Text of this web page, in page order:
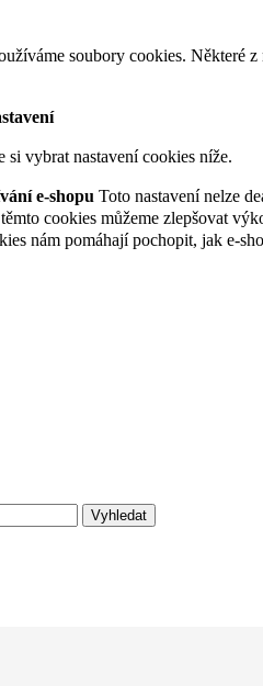
soubory cookies. Některé
si vybrat nastavení cookies níže.
e-shopu Toto nastavení nelze
cookies můžeme zlepšovat
nám pomáhají pochopit, jak e-
Vyhledat